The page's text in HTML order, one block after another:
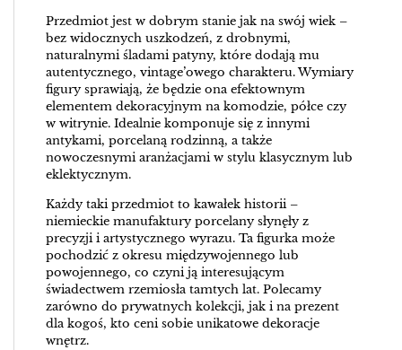
Przedmiot jest w dobrym stanie jak na swój wiek –
bez widocznych uszkodzeń, z drobnymi,
naturalnymi śladami patyny, które dodają mu
autentycznego, vintage’owego charakteru. Wymiary
figury sprawiają, że będzie ona efektownym
elementem dekoracyjnym na komodzie, półce czy
w witrynie. Idealnie komponuje się z innymi
antykami, porcelaną rodzinną, a także
nowoczesnymi aranżacjami w stylu klasycznym lub
eklektycznym.
Każdy taki przedmiot to kawałek historii –
niemieckie manufaktury porcelany słynęły z
precyzji i artystycznego wyrazu. Ta figurka może
pochodzić z okresu międzywojennego lub
powojennego, co czyni ją interesującym
świadectwem rzemiosła tamtych lat. Polecamy
zarówno do prywatnych kolekcji, jak i na prezent
dla kogoś, kto ceni sobie unikatowe dekoracje
wnętrz.